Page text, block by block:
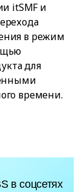
itSMF и
в режим
для
времени.
в соцсетях